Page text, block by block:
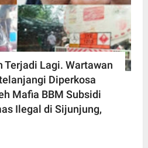
Terjadi Lagi. Wartawan
Diperkosa
Mafia BBM Subsidi
Ilegal di Sijunjung,